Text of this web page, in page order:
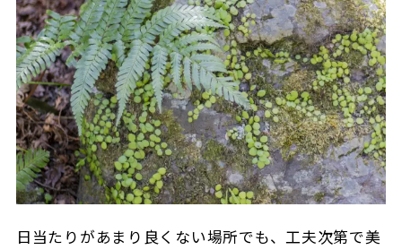
日当たりがあまり良くない場所でも、工夫次第で美